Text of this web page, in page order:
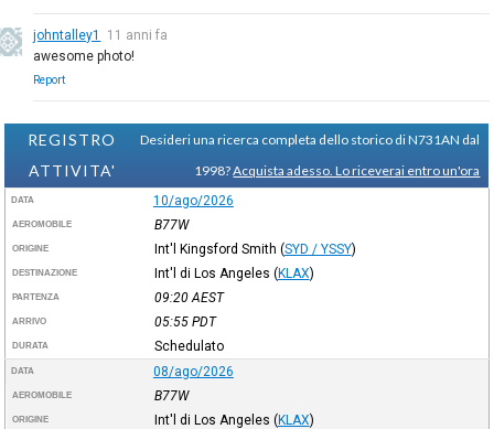
johntalley1
11 anni fa
awesome photo!
Report
REGISTRO
ATTIVITA'
Desideri una ricerca completa dello storico di N731AN dal
1998?Acquista adesso. Lo riceverai entro un'ora
DATA 10/ago/2026
AEROMOBILE B77W
ORIGINE Int'l Kingsford Smith (SYD / YSSY)
DESTINAZIONE Int'l di Los Angeles (KLAX)
PARTENZA 09:20 AEST
ARRIVO 05:55 PDT
DURATA Schedulato
DATA 08/ago/2026
AEROMOBILE B77W
ORIGINE Int'l di Los Angeles (KLAX)